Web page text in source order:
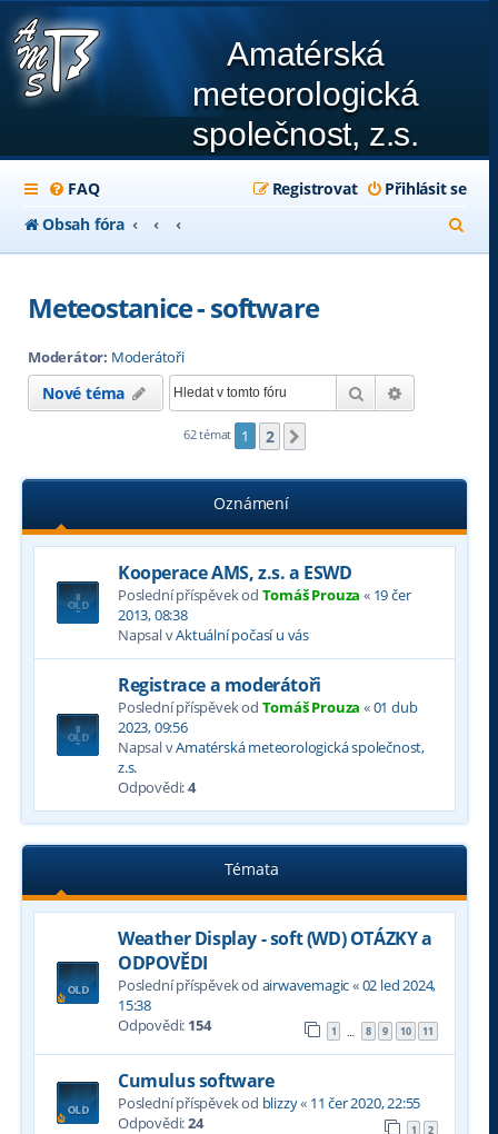
Amatérská
meteorologická
společnost, z.s.
FAQ Přihlásit se
Registrovat
Obsah fóra
l
Meteostanice - software
Moderátor: Moderátoři
Nové téma Hledat
62 témat 1 2
Oznámení
Kooperace AMS, z.s. a ESWD
Poslední příspěvek od Tomáš Prouza « 19 čer
2013, 08:38
Napsal vAktuální počasí u vás
Registrace a moderátoři
Poslední příspěvek od Tomáš Prouza «01 dub
2023, 09:56
Napsal vAmatérská meteorologická společnost,
z.s.
Odpovědi:4
Témata
Weather Display - soft (WD) OTÁZKY a
ODPOVĚDI
Poslední příspěvek od airwavemagic«02 led 2024,
15:38
Odpovědi: 154 1 … 8 9 10 11
Cumulus software
Poslední příspěvek od blizzy« 11 čer 2020, 22:55
Odpovědi:24 1 2